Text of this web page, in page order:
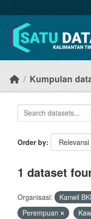
Kumpulan
Order by
1 dataset
Organisasi: Kanwil
Perempuan